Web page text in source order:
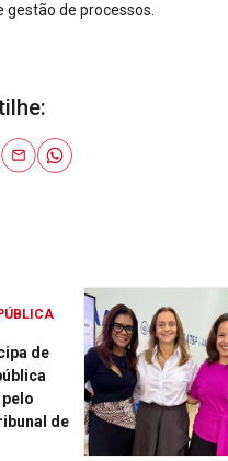
de processos.
de
de